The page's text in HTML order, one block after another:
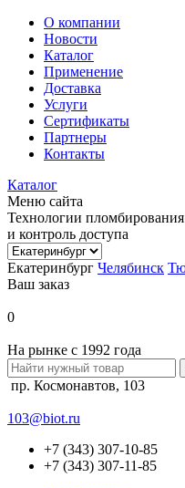
О компании
Новости
Каталог
Применение
Доставка
Услуги
Сертификаты
Партнеры
Контакты
Каталог
Меню сайта
Технологии пломбирования
и контроль доступа
Екатеринбург Челябинск
Ваш заказ
0
На рынке с 1992 года
пр. Космонавтов, 103
103@biot.ru
+7 (343) 307-10-85
+7 (343) 307-11-85